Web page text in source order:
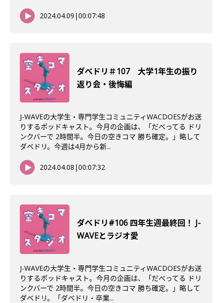
2024.04.09 |00:07:48
ダべドリ＃107 大学1年生の振り
返り会・後悔編
J-WAVEの大学生・専門学生コミュニティWACDOESがお送
りするポッドキャスト。今月の企画は、「だべってる ドリ
ンクバーで 2時間半。今日の空きコマ 勝ち確定。」略して
ダベドリ。今週は4月から新...
2024.04.08 |00:07:32
ダベドリ#106 四年生週最終回！ J-
WAVEとラジオ愛
J-WAVEの大学生・専門学生コミュニティWACDOESがお送
りするポッドキャスト。今月の企画は、「だべってる ドリ
ンクバーで 2時間半。今日の空きコマ 勝ち確定。」略して
ダベドリ。「ダベドリ・卒業...